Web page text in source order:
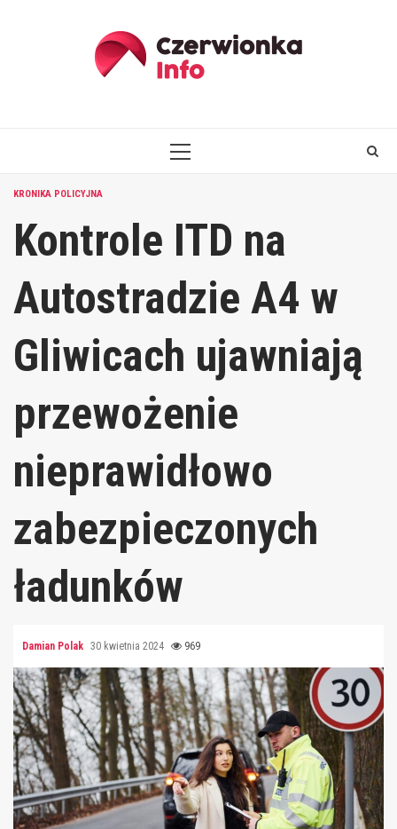
PRIMARY
KRONIKA POLICYJNA
Kontrole ITD na
Autostradzie A4 w
Gliwicach ujawniają
przewożenie
nieprawidłowo
zabezpieczonych
ładunków
Damian Polak 30 kwietnia 2024 969